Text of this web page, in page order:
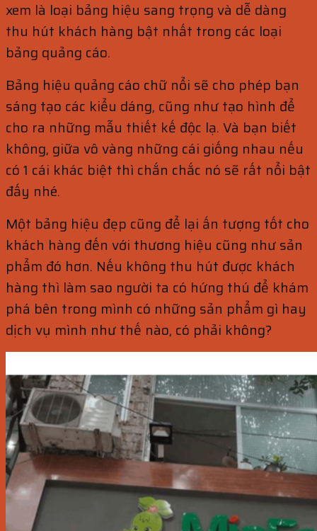
xem là loại bảng hiệu sang trọng và dễ dàng
thu hút khách hàng bật nhất trong các loại
bảng quảng cáo.
Bảng hiệu quảng cáo chữ nổi sẽ cho phép bạn
sáng tạo các kiểu dáng, cũng như tạo hình để
cho ra những mẫu thiết kế độc lạ. Và bạn biết
không, giữa vô vàng những cái giống nhau nếu
có 1 cái khác biệt thì chắn chắc nó sẽ rất nổi bật
đấy nhé.
Một bảng hiệu đẹp cũng để lại ấn tượng tốt cho
khách hàng đến với thương hiệu cũng như sản
phẩm đó hơn. Nếu không thu hút được khách
hàng thì làm sao người ta có hứng thú để khám
phá bên trong mình có những sản phẩm gì hay
dịch vụ mình như thế nào, có phải không?